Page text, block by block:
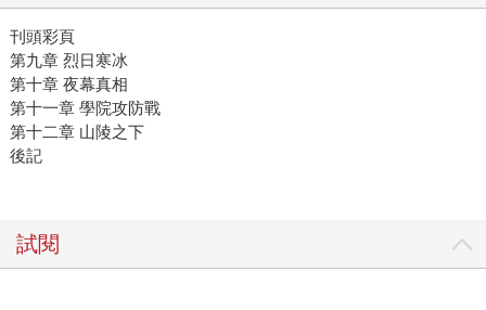
刊頭彩頁
第九章 烈日寒冰
第十章 夜幕真相
第十一章 學院攻防戰
第十二章 山陵之下
後記
試閱